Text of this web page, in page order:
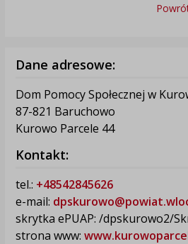
Dane adresowe:
Dom Pomocy Społecznej w
87-821 Baruchowo
Kurowo Parcele 44
Kontakt:
tel.: +48542845626
e-mail:
skrytka ePUAP: /dpskurowo2/
strona www: